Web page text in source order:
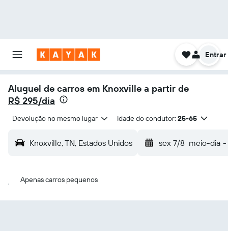
Entrar
Aluguel de carros em Knoxville a partir de
R$ 295/dia
Devolução no mesmo lugar Idade do condutor: 25-65
Knoxville, TN, Estados Unidos sex 7/8 meio-dia -
Apenas carros pequenos